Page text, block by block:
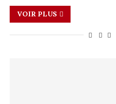
VOIR PLUS